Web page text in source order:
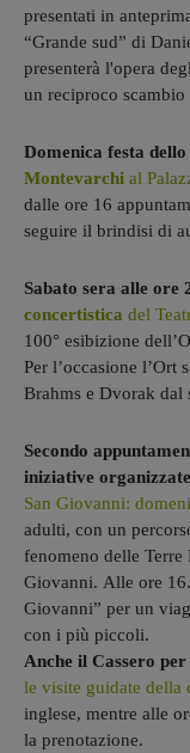
presentati in
“Grande sud” di
presenterà l'opera
un reciproco
Domenica festa
Montevarchi al
dalle ore 16
seguire il brindisi di
Sabato sera alle ore
concertistica del
100° esibizione
Per l’occasione l’Ort
Brahms e Dvorak dal
Secondo
iniziative
San Giovanni:
adulti, con un
fenomeno delle Terre
Giovanni. Alle ore
Giovanni” per un
con i più piccoli.
Anche il Cassero
le visite guidate della
inglese, mentre alle
la prenotazione.